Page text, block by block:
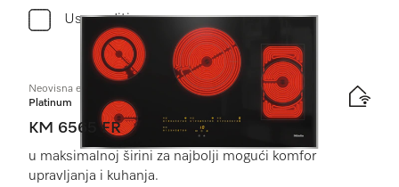
Usporediti
Neovisna električna ploča
Platinum
KM 6565 FR
u maksimalnoj širini za najbolji mogući komfor
upravljanja i kuhanja.